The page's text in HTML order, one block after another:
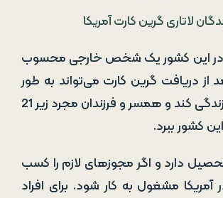
لاتاری گرین کارت آمریکا
در این کشور یک شخص خارجی محسوب
از دریافت گرین کارت می‌تواند به طور
دائم در آمریکا زندگی کند و همسر و فرزندان مجرد زیر 21
کشور ببرد.
دارد و اگر مجوزهای لازم را کسب
آمریکا مشغول به کار شود. برای افراد